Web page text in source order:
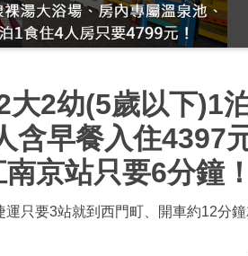
2幼(5歲以下)1
含早餐入住4397
京站只要6分鐘！
只要3站就到西門町、開車約12分